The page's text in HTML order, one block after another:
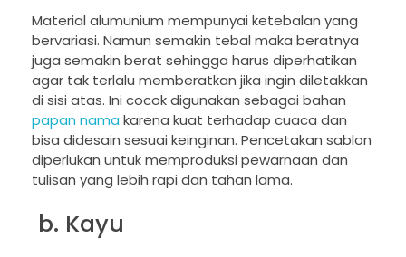
Material alumunium mempunyai ketebalan yang
bervariasi. Namun semakin tebal maka beratnya
juga semakin berat sehingga harus diperhatikan
agar tak terlalu memberatkan jika ingin diletakkan
di sisi atas. Ini cocok digunakan sebagai bahan
papan nama karena kuat terhadap cuaca dan
bisa didesain sesuai keinginan. Pencetakan sablon
diperlukan untuk memproduksi pewarnaan dan
tulisan yang lebih rapi dan tahan lama.
b. Kayu